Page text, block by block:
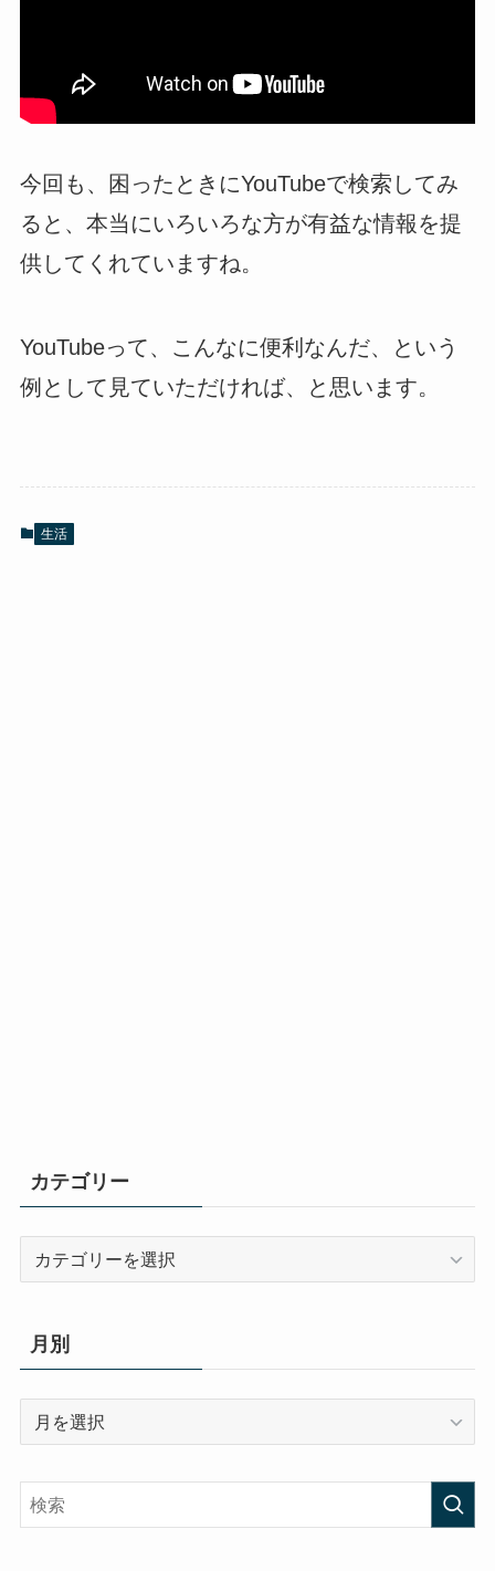
今回も、困ったときにYouTubeで検索してみ
ると、本当にいろいろな方が有益な情報を提
供してくれていますね。
YouTubeって、こんなに便利なんだ、という
例として見ていただければ、と思います。
生活
カテゴリー
リ
ー
月別